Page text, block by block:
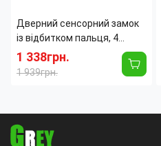
Дверний сенсорний замок
із відбитком пальця, 4
способи відкривання,
розумна біометрична
дверна ручка
1 338грн.
1 939грн.